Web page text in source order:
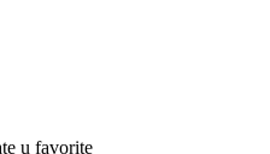
u favorite